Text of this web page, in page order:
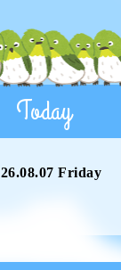
Today
Friday